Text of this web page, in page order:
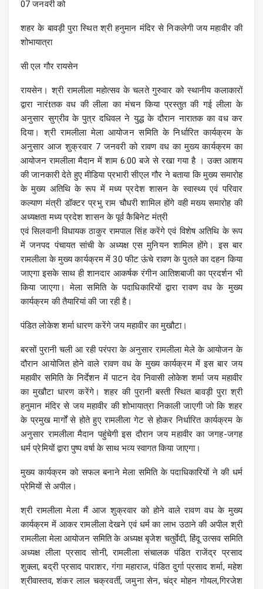
07 जनवरी को
शहर के बावड़ी पुरा स्थित श्री हनुमान मंदिर से निकलेगी जय महावीर की
शोभायात्रा
सी एल गौर रायसेन
रायसेन। श्री रामलीला महोत्सव के चलते गुरुवार को स्थानीय कलाकारों
द्वारा नारंtतक वध की लीला का मंचन किया प्रस्तुत की गई लीला के
अनुसार सुग्रीव के पुत्र दधिवल ने युद्ध के दौरान नारातक का वध कर
दिया। श्री रामलीला मेला आयोजन समिति के निर्धारित कार्यक्रम के
अनुसार आज शुक्रवार 7 जनवरी को रावण वध का मुख्य कार्यक्रम का
आयोजन रामलीला मैदान में शाम 6:00 बजे से रखा गया है । उक्त आशय
की जानकारी देते हुए मीडिया प्रभारी सीएल गौर ने बताया कि मुख्य समारोह
के मुख्य अतिथि के रूप में मध्य प्रदेश शासन के स्वास्थ्य एवं परिवार
कल्याण मंत्री डॉक्टर प्रभु राम चौधरी शामिल होंगे वही मख्य समारोह की
अध्यक्षता मध्य प्रदेश शासन के पूर्व कैबिनेट मंत्री
एवं सिलवानी विधायक ठाकुर रामपाल सिंह करेंगे एवं विशेष अतिथि के रूप
में जनपद पंचायत सांची के अध्यक्ष एस मुनियन शामिल होंगे। इस बार
रामलीला के मुख्य कार्यक्रम में 30 फीट ऊंचे रावण के पुतले का दहन किया
जाएगा इसके साथ ही शानदार आकर्षक रंगीन आतिशबाजी का प्रदर्शन भी
किया जाएगा। मेला समिति के पदाधिकारियों द्वारा रावण वध के मुख्य
कार्यक्रम की तैयारियां की जा रही है।
पंडित लोकेश शर्मा धारण करेंगे जय महावीर का मुखौटा।
बरसों पुरानी चली आ रही परंपरा के अनुसार रामलीला मेले के आयोजन के
दौरान आयोजित होने वाले रावण वध के मुख्य कार्यक्रम में इस बार जय
महावीर समिति के निर्देशन में पाटन देव निवासी लोकेश शर्मा जय महावीर
का मुखौटा धारण करेंगे। शहर की पुरानी बस्ती स्थित बावड़ी पुरा श्री
हनुमान मंदिर से जय महावीर की शोभायात्रा निकाली जाएगी जो कि शहर
के प्रमुख मार्गों से होते हुए रामलीला गेट से होकर निर्धारित कार्यक्रम के
अनुसार रामलीला मैदान पहुंचेगी इस दौरान जय महावीर का जगह-जगह
धर्म प्रेमियों द्वारा पुष्प वर्षा के साथ भव्य स्वागत किया जाएगा।
मुख्य कार्यक्रम को सफल बनाने मेला समिति के पदाधिकारियों ने की धर्म
प्रेमियों से अपील।
श्री रामलीला मेला मैं आज शुक्रवार को होने वाले रावण वध के मुख्य
कार्यक्रम में आकर रामलीला देखने एवं धर्म का लाभ उठाने की अपील श्री
रामलीला मेला आयोजन समिति के अध्यक्ष बृजेश चतुर्वेदी, हिंदू उत्सव समिति
अध्यक्ष लीला प्रसाद सोनी, रामलीला संचालक पंडित राजेंद्र प्रसाद
शुक्ला, बद्री प्रसाद पाराशर, गंगा महाराज, पंडित दुर्गा प्रसाद शर्मा, महेश
श्रीवास्तव, शंकर लाल चक्रवर्ती, जमुना सेन, चंद्र मोहन गोयल,गिरजेश